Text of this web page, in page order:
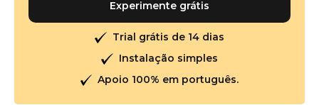
Trial grátis de 14 dias
Instalação simples
Apoio 100% em português.